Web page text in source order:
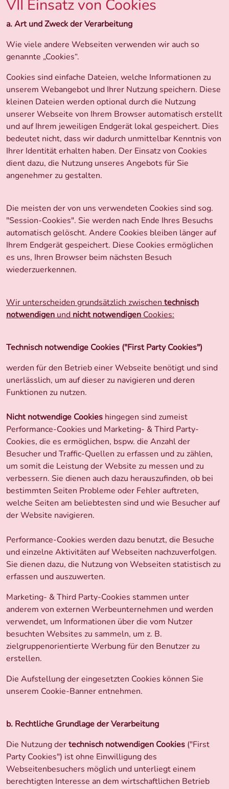
VII Einsatz von Cookies
a. Art und Zweck der Verarbeitung
Wie viele andere Webseiten verwenden wir auch so
genannte „Cookies“.
Cookies sind einfache Dateien, welche Informationen zu
unserem Webangebot und Ihrer Nutzung speichern. Diese
kleinen Dateien werden optional durch die Nutzung
unserer Webseite von Ihrem Browser automatisch erstellt
und auf Ihrem jeweiligen Endgerät lokal gespeichert. Dies
bedeutet nicht, dass wir dadurch unmittelbar Kenntnis von
Ihrer Identität erhalten haben. Der Einsatz von Cookies
dient dazu, die Nutzung unseres Angebots für Sie
angenehmer zu gestalten.
Die meisten der von uns verwendeten Cookies sind sog.
"Session-Cookies". Sie werden nach Ende Ihres Besuchs
automatisch gelöscht. Andere Cookies bleiben länger auf
Ihrem Endgerät gespeichert. Diese Cookies ermöglichen
es uns, Ihren Browser beim nächsten Besuch
wiederzuerkennen.
Wir unterscheiden grundsätzlich zwischen technisch
notwendigen und nicht notwendigen Cookies:
Technisch notwendige Cookies ("First Party Cookies")
werden für den Betrieb einer Webseite benötigt und sind
unerlässlich, um auf dieser zu navigieren und deren
Funktionen zu nutzen.
Nicht notwendige Cookies hingegen sind zumeist
Performance-Cookies und Marketing- & Third Party-
Cookies, die es ermöglichen, bspw. die Anzahl der
Besucher und Traffic-Quellen zu erfassen und zu zählen,
um somit die Leistung der Website zu messen und zu
verbessern. Sie dienen auch dazu herauszufinden, ob bei
bestimmten Seiten Probleme oder Fehler auftreten,
welche Seiten am beliebtesten sind und wie Besucher auf
der Website navigieren.
Performance-Cookies werden dazu benutzt, die Besuche
und einzelne Aktivitäten auf Webseiten nachzuverfolgen.
Sie dienen dazu, die Nutzung von Webseiten statistisch zu
erfassen und auszuwerten.
Marketing- & Third Party-Cookies stammen unter
anderem von externen Werbeunternehmen und werden
verwendet, um Informationen über die vom Nutzer
besuchten Websites zu sammeln, um z. B.
zielgruppenorientierte Werbung für den Benutzer zu
erstellen.
Die Aufstellung der eingesetzten Cookies können Sie
unserem Cookie-Banner entnehmen.
b. Rechtliche Grundlage der Verarbeitung
Die Nutzung dertechnisch notwendigen Cookies ("First
Party Cookies") ist ohne Einwilligung des
Webseitenbesuchers möglich und unterliegt einem
berechtigten Interesse an dem wirtschaftlichen Betrieb